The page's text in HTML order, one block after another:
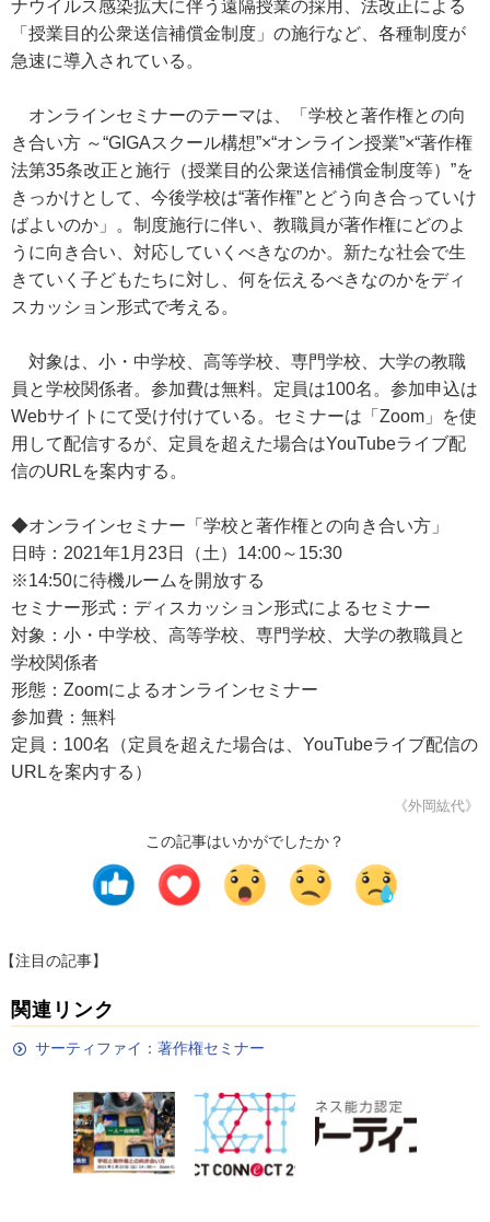
ナウイルス感染拡大に伴う遠隔授業の採用、法改正による
「授業目的公衆送信補償金制度」の施行など、各種制度が
急速に導入されている。
オンラインセミナーのテーマは、「学校と著作権との向
き合い方 ～“GIGAスクール構想”×“オンライン授業”×“著作権
法第35条改正と施行（授業目的公衆送信補償金制度等）”を
きっかけとして、今後学校は“著作権”とどう向き合っていけ
ばよいのか」。制度施行に伴い、教職員が著作権にどのよ
うに向き合い、対応していくべきなのか。新たな社会で生
きていく子どもたちに対し、何を伝えるべきなのかをディ
スカッション形式で考える。
対象は、小・中学校、高等学校、専門学校、大学の教職
員と学校関係者。参加費は無料。定員は100名。参加申込は
Webサイトにて受け付けている。セミナーは「Zoom」を使
用して配信するが、定員を超えた場合はYouTubeライブ配
信のURLを案内する。
◆オンラインセミナー「学校と著作権との向き合い方」
日時：2021年1月23日（土）14:00～15:30
※14:50に待機ルームを開放する
セミナー形式：ディスカッション形式によるセミナー
対象：小・中学校、高等学校、専門学校、大学の教職員と
学校関係者
形態：Zoomによるオンラインセミナー
参加費：無料
定員：100名（定員を超えた場合は、YouTubeライブ配信の
URLを案内する）
《外岡紘代》
この記事はいかがでしたか？
【注目の記事】
関連リンク
サーティファイ：著作権セミナー